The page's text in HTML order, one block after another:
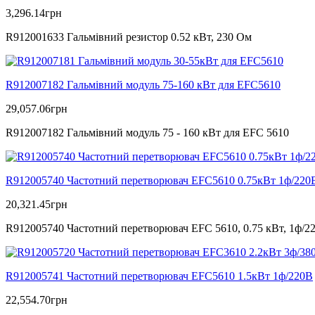
3,296.14грн
R912001633 Гальмівний резистор 0.52 кВт, 230 Ом
R912007182 Гальмівний модуль 75-160 кВт для EFC5610
29,057.06грн
R912007182 Гальмівний модуль 75 - 160 кВт для EFC 5610
R912005740 Частотний перетворювач EFC5610 0.75кВт 1ф/
20,321.45грн
R912005740 Частотний перетворювач EFC 5610, 0.75 кВт, 1ф/
R912005741 Частотний перетворювач EFC5610 1.5кВт 1ф/220В
22,554.70грн